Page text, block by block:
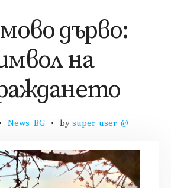
дърво:
на
News_BG by super_user_@